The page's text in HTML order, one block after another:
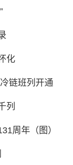
化
链班列开通
列
周年（图）